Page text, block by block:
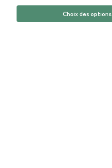
Choix des options